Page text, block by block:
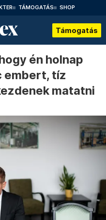
TÁMOGATÁS SHOP
Támogatás
én holnap
embert, tíz
matatni